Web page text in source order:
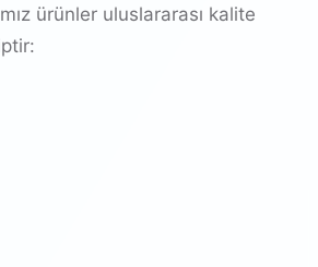
ürünler uluslararası kalite